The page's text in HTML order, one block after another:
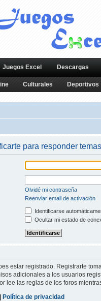
Juegos Excel Descargas
Culturales Deportivos
para responder
Olvidé mi contraseña
Reenviar email de activación
Identificarse
Ocultar mi estado de
estar registrado. Registrarte
adicionales a los usuarios
lee las reglas de los foros
| Política de privacidad